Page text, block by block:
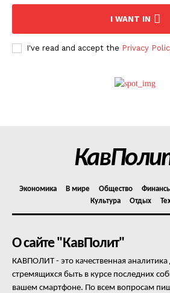
Контакты
I WANT IN
I've read and accept the Privacy
Экономика В мире Общество
Культура
Отдых
О сайте "КавПолит"
КАВПОЛИТ - это качественная
стремящихся быть в курсе последних
вашем смартфоне. По всем вопросам